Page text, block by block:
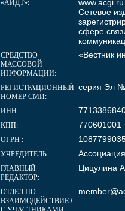
«АИДТ»:
www.acgi.ru
Сетевое
сфере
СРЕДСТВО
МАССОВОЙ
ИНФОРМАЦИИ:
«Вестник
РЕГИСТРАЦИОННЫЙ
НОМЕР СМИ:
серия Эл
ИНН:
КПП: 770601001
ОГРН :
УЧРЕДИТЕЛЬ:
ГЛАВНЫЙ
РЕДАКТОР:
Цицулина
ОТДЕЛ ПО
ВЗАИМОДЕЙСТВИЮ